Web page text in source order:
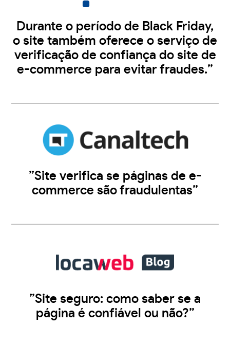
Durante o período de Black Friday,
o site também oferece o serviço de
verificação de confiança do site de
e-commerce para evitar fraudes.”
”Site verifica se páginas de e-
commerce são fraudulentas”
”Site seguro: como saber se a
página é confiável ou não?”